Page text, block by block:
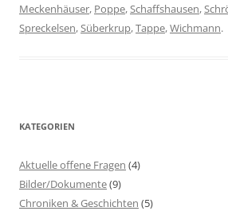
Meckenhäuser, Poppe,Schaffshausen,
Spreckelsen,Süberkrup,Tappe,Wichmann.
KATEGORIEN
Aktuelle offene Fragen (4)
Bilder/Dokumente(9)
Chroniken & Geschichten (5)